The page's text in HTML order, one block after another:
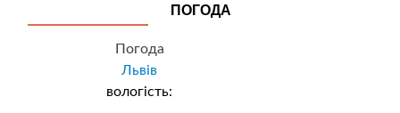
ПОГОДА
Погода
Львів
вологість: